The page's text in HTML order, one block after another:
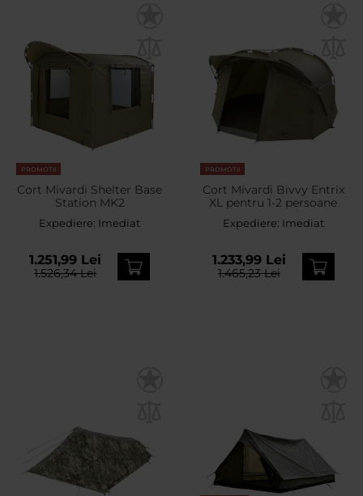
PROMOTII
Cort Mivardi Shelter Base
Station MK2
Expediere: Imediat
1.251,99 Lei
1.526,34 Lei
PROMOTII
Cort Mivardi Bivvy Entrix
XL pentru 1-2 persoane
Expediere: Imediat
1.233,99 Lei
1.465,23 Lei